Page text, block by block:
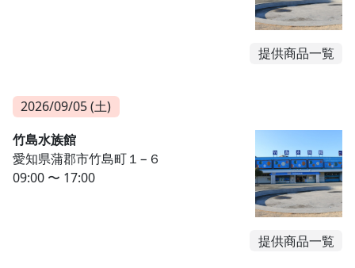
提供商品一覧
2026/09/05 (土)
竹島水族館
愛知県蒲郡市竹島町１−６
09:00 〜 17:00
提供商品一覧